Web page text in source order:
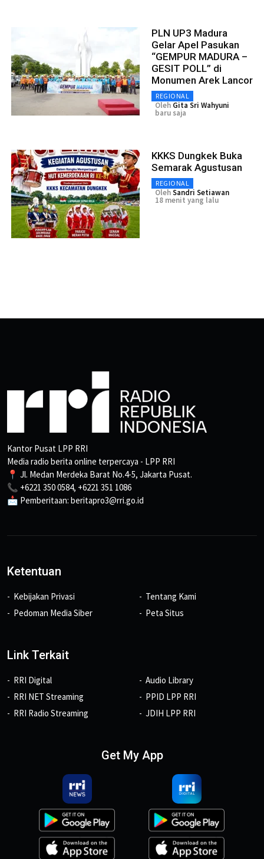
PLN UP3 Madura
Gelar Apel Pasukan
“GEMPUR MADURA –
GESIT POLL” di
Monumen Arek Lancor
REGIONAL
Oleh Gita Sri Wahyuni
baru saja
KKKS Dungkek Buka
Semarak Agustusan
REGIONAL
OlehSandri Setiawan
18 menit yang lalu
Kantor Pusat LPP RRI
Media radio berita online terpercaya - LPP RRI
📍 Jl. Medan Merdeka Barat No.4-5, Jakarta Pusat.
📞 +6221 350 0584, +6221 351 1086
📩 Pemberitaan: beritapro3@rri.go.id
Ketentuan
Kebijakan Privasi
Pedoman Media Siber
Tentang Kami
Peta Situs
Link Terkait
RRI Digital
RRI NET Streaming
RRI Radio Streaming
Audio Library
PPID LPP RRI
JDIH LPP RRI
Get My App